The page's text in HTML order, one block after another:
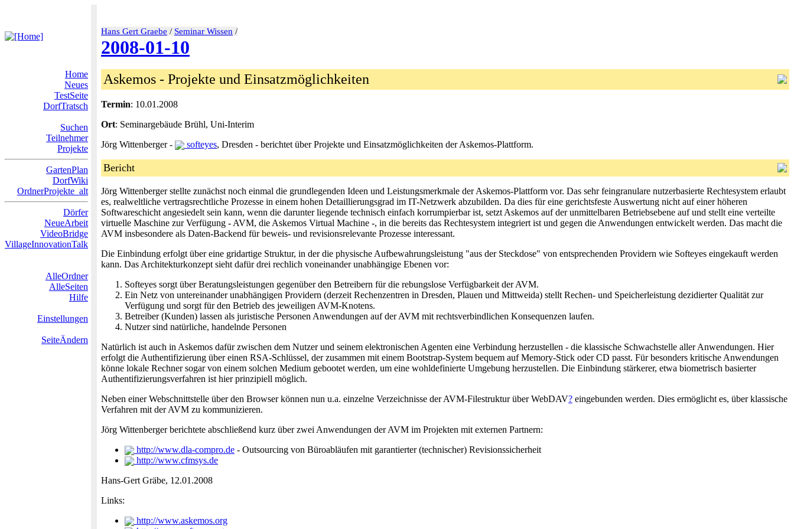
Hans Gert Graebe / Seminar Wissen /
2008-01-10
Home
Neues
TestSeite
DorfTratsch
Suchen
Teilnehmer
Projekte
GartenPlan
DorfWiki
OrdnerProjekte_alt
Dörfer
NeueArbeit
VideoBridge
VillageInnovationTalk
AlleOrdner
AlleSeiten
Hilfe
Einstellungen
SeiteÄndern
Askemos - Projekte und Einsatzmöglichkeiten
Termin: 10.01.2008
Ort: Seminargebäude Brühl, Uni-Interim
Jörg Wittenberger -
softeyes, Dresden - berichtet über Projekte und Einsatzmöglichkeiten der Askemos-Plattform.
Bericht
Jörg Wittenberger stellte zunächst noch einmal die grundlegenden Ideen und Leistungsmerkmale der Askemos-Plattform vor. Das sehr feingranulare nutzerbasierte Rechtesystem erlaubt
es, realweltliche vertragsrechtliche Prozesse in einem hohen Detaillierungsgrad im IT-Netzwerk abzubilden. Da dies für eine gerichtsfeste Auswertung nicht auf einer höheren
Softwareschicht angesiedelt sein kann, wenn die darunter liegende technisch einfach korrumpierbar ist, setzt Askemos auf der unmittelbaren Betriebsebene auf und stellt eine verteilte
virtuelle Maschine zur Verfügung - AVM, die Askemos Virtual Machine -, in die bereits das Rechtesystem integriert ist und gegen die Anwendungen entwickelt werden. Das macht die
AVM insbesondere als Daten-Backend für beweis- und revisionsrelevante Prozesse interessant.
Die Einbindung erfolgt über eine gridartige Struktur, in der die physische Aufbewahrungsleistung "aus der Steckdose" von entsprechenden Providern wie Softeyes eingekauft werden
kann. Das Architekturkonzept sieht dafür drei rechlich voneinander unabhängige Ebenen vor:
Softeyes sorgt über Beratungsleistungen gegenüber den Betreibern für die rebungslose Verfügbarkeit der AVM.
Ein Netz von untereinander unabhängigen Providern (derzeit Rechenzentren in Dresden, Plauen und Mittweida) stellt Rechen- und Speicherleistung dezidierter Qualität zur
Verfügung und sorgt für den Betrieb des jeweiligen AVM-Knotens.
Betreiber (Kunden) lassen als juristische Personen Anwendungen auf der AVM mit rechtsverbindlichen Konsequenzen laufen.
Nutzer sind natürliche, handelnde Personen
Natürlich ist auch in Askemos dafür zwischen dem Nutzer und seinem elektronischen Agenten eine Verbindung herzustellen - die klassische Schwachstelle aller Anwendungen. Hier
erfolgt die Authentifizierung über einen RSA-Schlüssel, der zusammen mit einem Bootstrap-System bequem auf Memory-Stick oder CD passt. Für besonders kritische Anwendungen
könne lokale Rechner sogar von einem solchen Medium gebootet werden, um eine wohldefinierte Umgebung herzustellen. Die Einbindung stärkerer, etwa biometrisch basierter
Authentifizierungsverfahren ist hier prinzipiell möglich.
Neben einer Webschnittstelle über den Browser können nun u.a. einzelne Verzeichnisse der AVM-Filestruktur über WebDAV? eingebunden werden. Dies ermöglicht es, über klassische
Verfahren mit der AVM zu kommunizieren.
Jörg Wittenberger berichtete abschließend kurz über zwei Anwendungen der AVM im Projekten mit externen Partnern:
http://www.dla-compro.de - Outsourcing von Büroabläufen mit garantierter (technischer) Revisionssicherheit
http://www.cfmsys.de
Hans-Gert Gräbe, 12.01.2008
Links:
http://www.askemos.org